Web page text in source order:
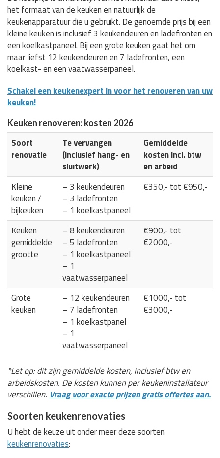
het formaat van de keuken en natuurlijk de
keukenapparatuur die u gebruikt. De genoemde prijs bij een
kleine keuken is inclusief 3 keukendeuren en ladefronten en
een koelkastpaneel. Bij een grote keuken gaat het om
maar liefst 12 keukendeuren en 7 ladefronten, een
koelkast- en een vaatwasserpaneel.
Schakel een keukenexpert in voor het renoveren van uw
keuken!
Keuken renoveren: kosten 2026
Soort
renovatie
Te vervangen
(inclusief hang- en
sluitwerk)
Gemiddelde
kosten incl. btw
en arbeid
Kleine
keuken /
bijkeuken
– 3 keukendeuren
– 3 ladefronten
– 1 koelkastpaneel
€350,- tot €950,-
Keuken
gemiddelde
grootte
– 8 keukendeuren
– 5 ladefronten
– 1 koelkastpaneel
– 1
vaatwasserpaneel
€900,- tot
€2000,-
Grote
keuken
– 12 keukendeuren
– 7 ladefronten
– 1 koelkastpanel
– 1
vaatwasserpaneel
€1000,- tot
€3000,-
*Let op: dit zijn gemiddelde kosten, inclusief btw en
arbeidskosten. De kosten kunnen per keukeninstallateur
verschillen. Vraag voor exacte prijzen gratis offertes aan.
Soorten keukenrenovaties
U hebt de keuze uit onder meer deze soorten
keukenrenovaties: